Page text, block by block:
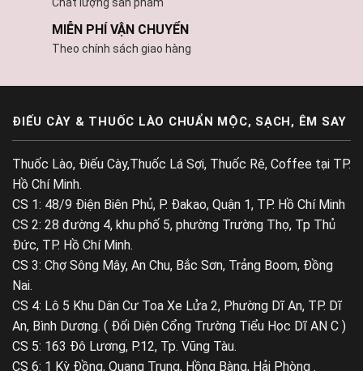
Chất lượng sản phẩm
MIỄN PHÍ VẬN CHUYỂN
Theo chính sách giao hàng
ĐIẾU CÀY & THUỐC LÀO CHUẨN MỘC, SẠCH, ÊM SAY
Thuốc Lào, Điếu Cày,Thuốc Lá Sợi, Thuốc Rê, Coffee tại TP.
Hồ Chí Minh.
CS 1: 48/9 Điện Biên Phủ, P. Đakao, Quận 1, TP. Hồ Chí Minh
CS 2: 28 đường 4, khu phố 5, phường Trường Thọ, Tp Thủ
Đức, TP. Hồ Chí Minh.
CS 3: Chợ Sông Mây, An Chu, Bắc Sơn, Trảng Boom, Đồng
Nai.
CS 4: Lô 5 Khu Dân Cư Toa Xe Lửa 2, Phường Dĩ An, TP. Dĩ
An, Bình Dương. ( Đối Diện Cổng Trường Tiểu Học Dĩ AN C )
CS 5: 163 Đô Lương, P.12, Tp. Vũng Tàu.
CS 6: 1 Kỳ Đồng, Quang Trung, Hồng Bàng, Hải Phòng .